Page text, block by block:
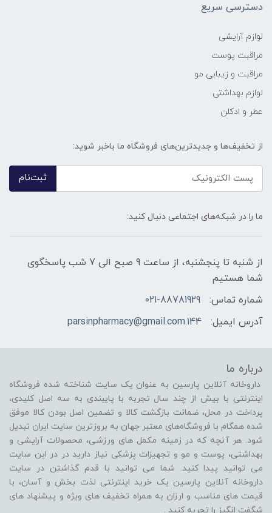
دسترسی سریع
لوازم آرایشی
مراقبت پوست
مراقبت و زیبایی مو
لوازم بهداشتی
عطر و ادکلن
از تخفیف‌ها و جدیدترین‌های فروشگاه ما باخبر شوید:
ثبت‌نام
ما را در شبکه‌های اجتماعی دنبال کنید:
از شنبه تا پنجشنبه، از ساعت 9 صبح الی 7 شب پاسخگوی
شما هستیم
شماره تماس:
021-88781929
آدرس ایمیل:
144.parsinpharmacy@gmail.com
درباره ما
داروخانه آنلاین پارسین به عنوان یک سایت شناخته شده فروشگاه
اینترنتی با بیش از چند سال تجربه با پایبندی به سه اصل کلیدی،
پرداخت در محل، ضمانت بازگشت کالا و تضمین اصل بودن کالا موفق
شده همگام با فروشگاه‌های معتبر جهان به بروزترین سایت ایران تبدیل
شود. هر آنچه که در زمینه مکمل های ورزشی، محصولات آرایشی و
بهداشتی، پوست و مو و تجهیزات پزشکی نیاز دارید در در این سایت
می توانید پیدا کنید. شما می توانید با قدم گذاشتن در سایت
داروخانه آنلاین پارسین یک خرید اینترنتی لذت بخش و آسان، با
قیمت های مناسب و ارزان به همراه تخفیف های ویژه و پیشنهاد های
شگفت انگیز را تجربه کنید .